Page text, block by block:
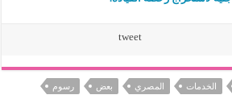
tweet
الخدمات المصري بعض
رسوم